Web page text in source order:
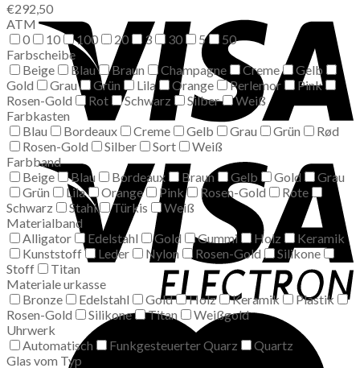
€292,50
ATM
0
10 100 20 3 30 5
50
Farbscheibe
Beige
Blau Braun Champagne Creme
Gelb
Gold
Grau Grün Lila Orange Perlemor
Pink
Rosen-Gold
Rot Schwarz Silber
Weiß
Farbkasten
Blau
Bordeaux Creme Gelb Grau Grün
Rød
Rosen-Gold
Silber Sort
Weiß
Farbband
Beige
Blau Bordeaux Braun Gelb Gold
Grau
Grün
Lila Orange Pink Rosen-Gold
Rote
Schwarz
Stahl Türkis
Weiß
Materialband
Alligator
Edelstahl Gold Gummi Holz
Keramik
Kunststoff
Leder Nylon Rosen-Gold
Silikone
Stoff
Titan
Materiale urkasse
Bronze
Edelstahl Gold Holz Keramik
Plastik
Rosen-Gold
Silikone Titan
Weißgold
Uhrwerk
Automatisch
Funkgesteuerter Quarz
Quartz
Glas vom Typ